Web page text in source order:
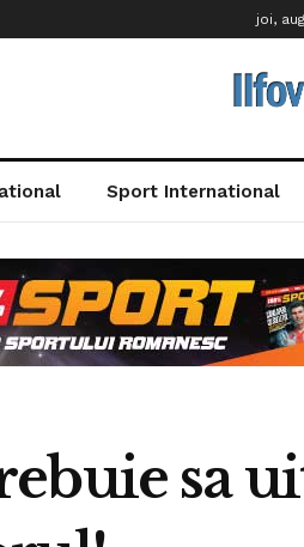
joi,
Sport International
sa